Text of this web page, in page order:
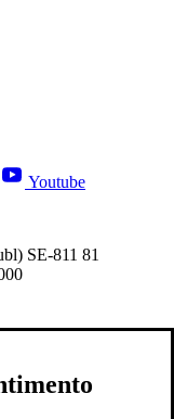
Youtube
SE-811 81